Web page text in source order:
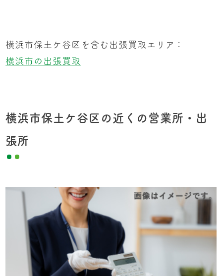
横浜市保土ケ谷区を含む出張買取エリア：
横浜市の出張買取
横浜市保土ケ谷区の近くの営業所・出
張所